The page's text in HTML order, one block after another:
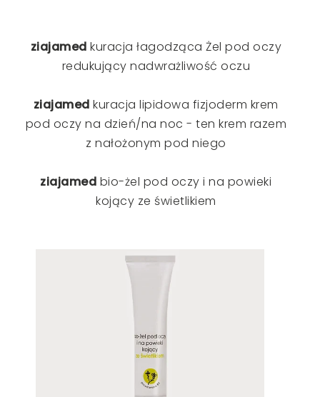
ziajamed kuracja łagodząca Żel pod oczy
redukujący nadwrażliwość oczu
ziajamed kuracja lipidowa fizjoderm krem
pod oczy na dzień/na noc - ten krem razem
z nałożonym pod niego
ziajamed bio-żel pod oczy i na powieki
kojący ze świetlikiem